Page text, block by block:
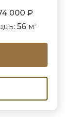
000 ₽
56м 2